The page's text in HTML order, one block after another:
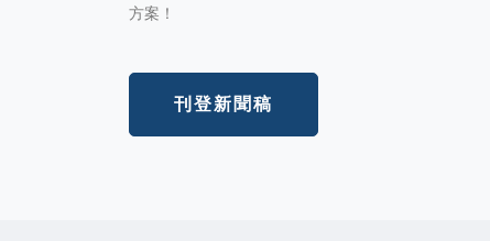
方案！
刊登新聞稿